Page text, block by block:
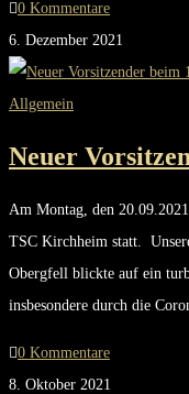
0 Kommentare
6. Dezember 2021
Allgemein
Neuer
Am Montag, den
TSC Kirchheim statt.
Obergfell blickte auf ein
insbesondere durch die
0 Kommentare
8. Oktober 2021